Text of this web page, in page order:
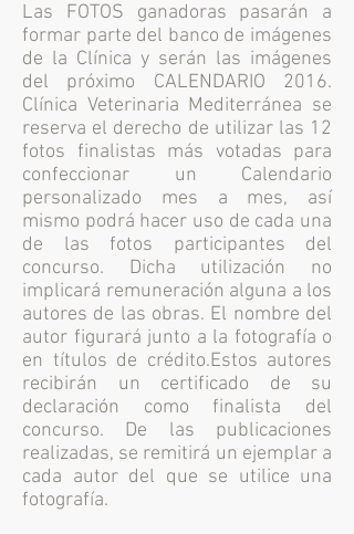
Las FOTOS ganadoras pasarán a
formar parte del banco de imágenes
de la Clínica y serán las imágenes
del próximo CALENDARIO 2016.
Clínica Veterinaria Mediterránea se
reserva el derecho de utilizar las 12
fotos finalistas más votadas para
confeccionar un Calendario
personalizado mes a mes, así
mismo podrá hacer uso de cada una
de las fotos participantes del
concurso. Dicha utilización no
implicará remuneración alguna a los
autores de las obras. El nombre del
autor figurará junto a la fotografía o
en títulos de crédito.Estos autores
recibirán un certificado de su
declaración como finalista del
concurso. De las publicaciones
realizadas, se remitirá un ejemplar a
cada autor del que se utilice una
fotografía.